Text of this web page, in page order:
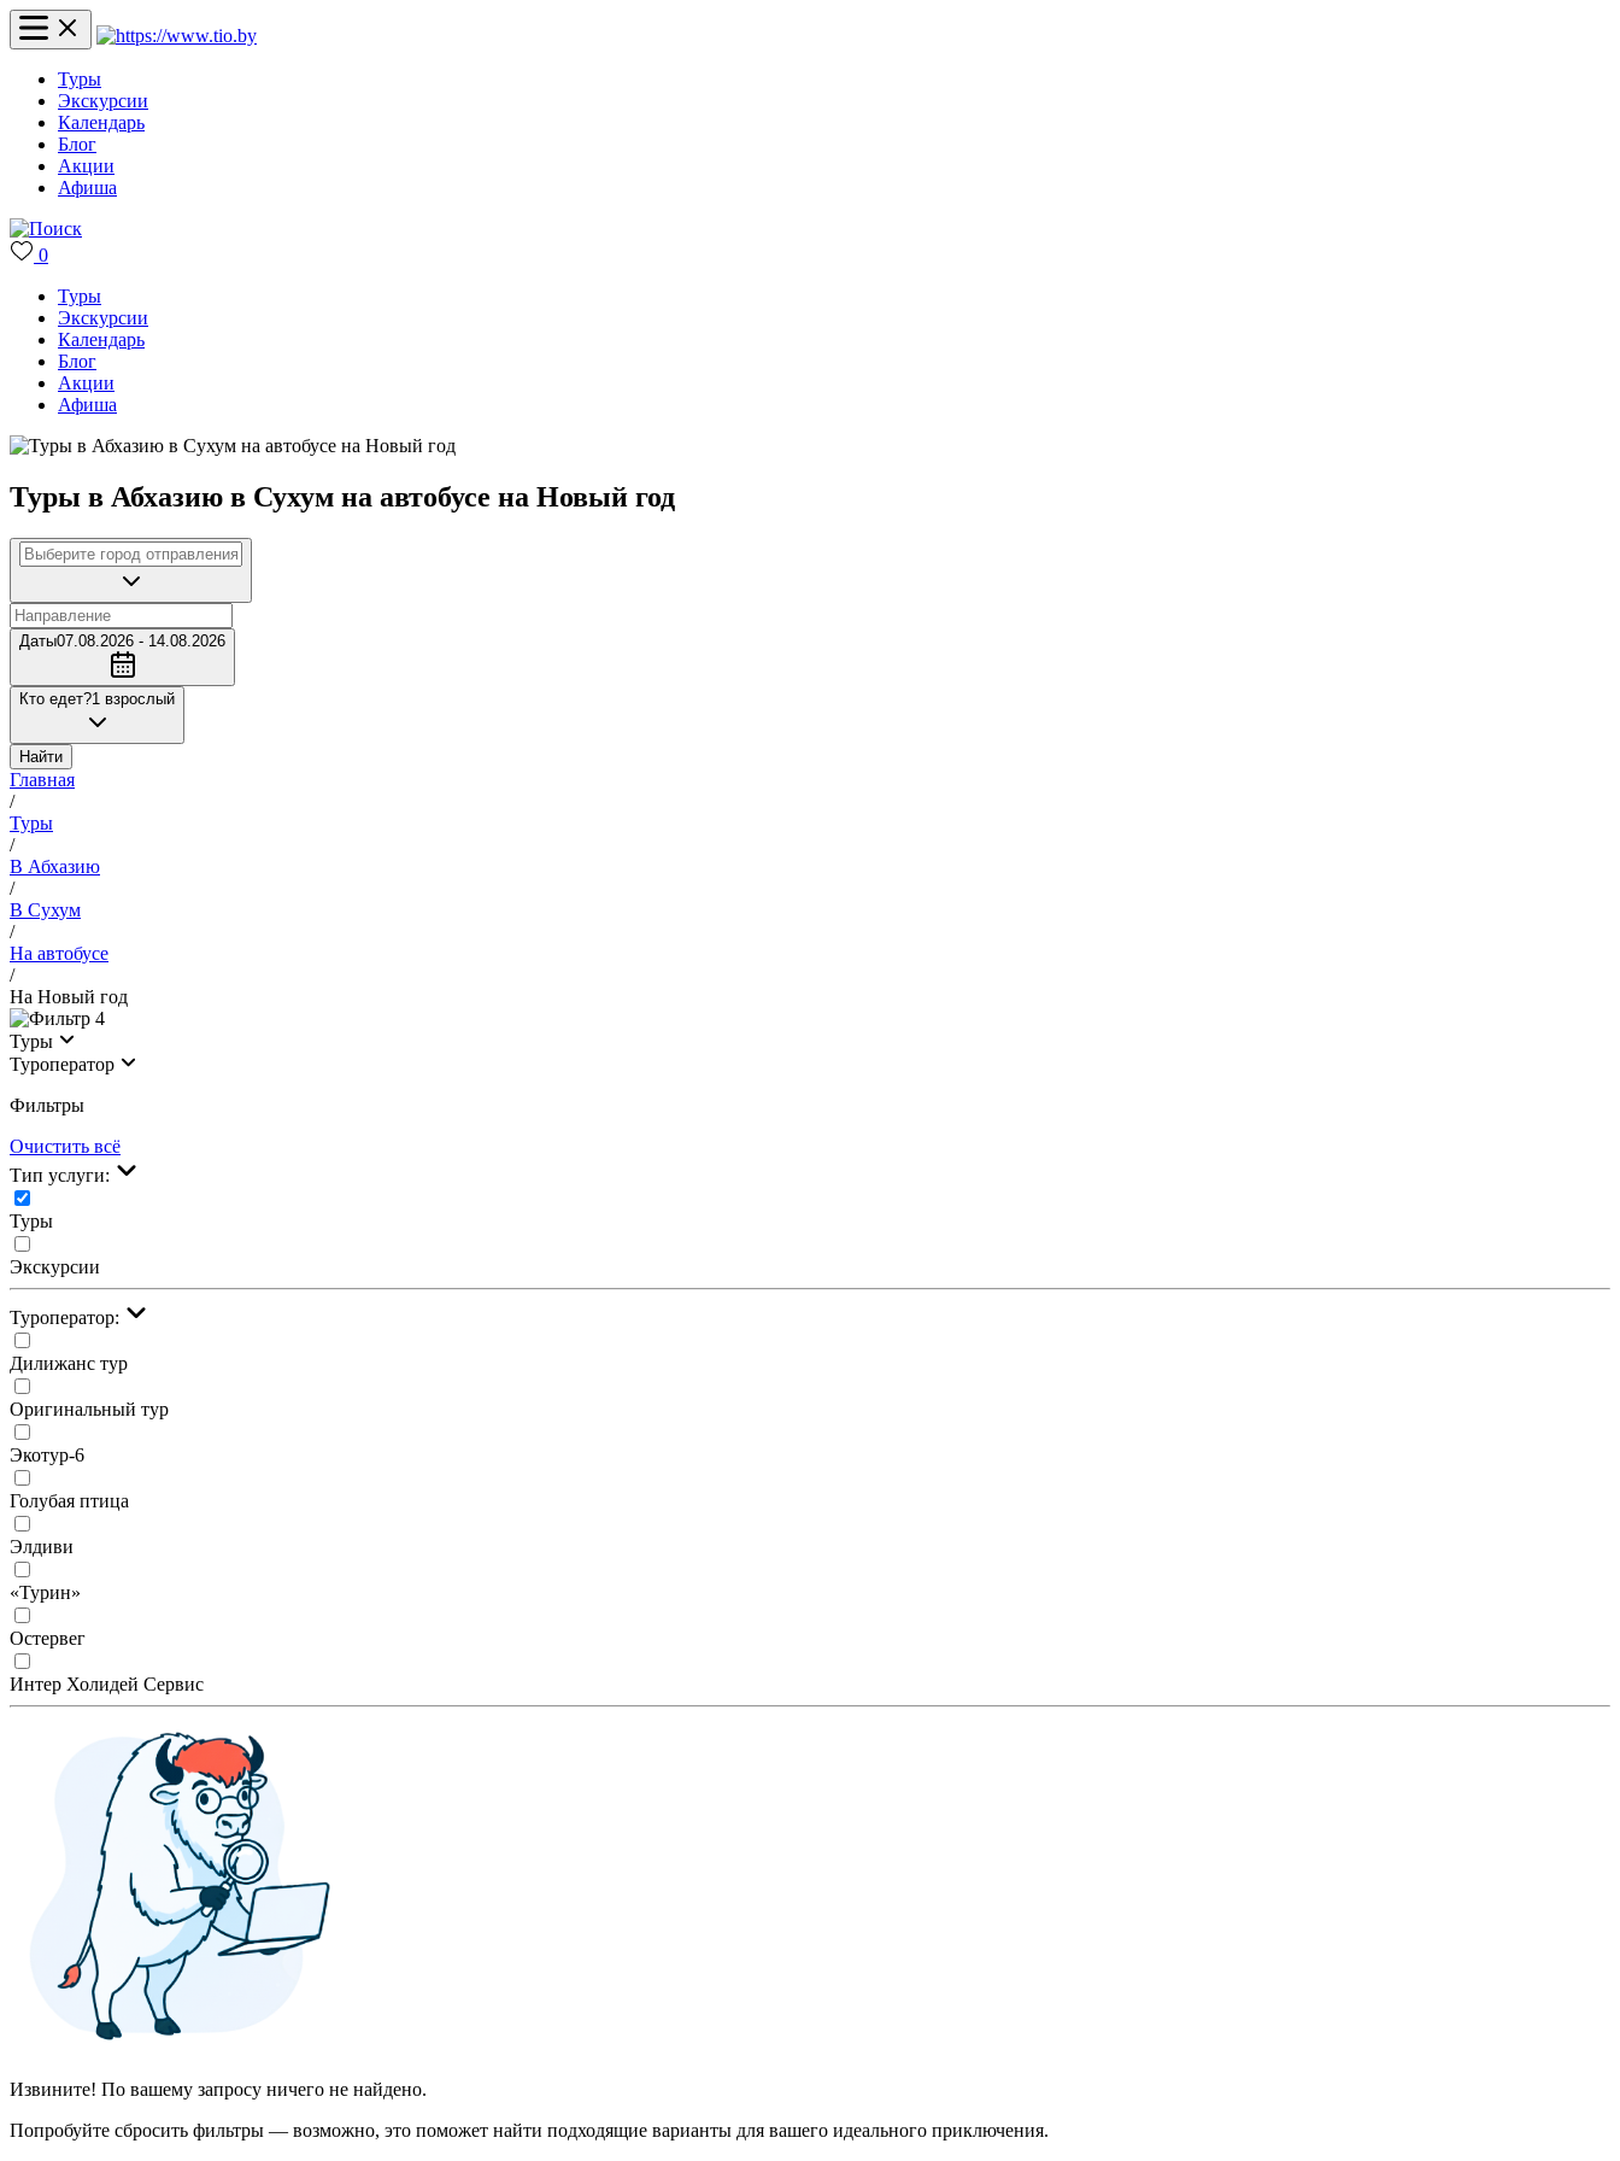
Туры
Экскурсии
Календарь
Блог
Акции
Афиша
0
Туры
Экскурсии
Календарь
Блог
Акции
Афиша
Туры в Абхазию в Сухум на автобусе на Новый год
Даты07.08.2026 - 14.08.2026
Кто едет?1 взрослый
Найти
Главная
/
Туры
/
В Абхазию
/
В Сухум
/
На автобусе
/
На Новый год
4
Туры
Туроператор
Фильтры
Очистить всё
Тип услуги:
Туры
Экскурсии
Туроператор:
Дилижанс тур
Оригинальный тур
Экотур-6
Голубая птица
Элдиви
«Турин»
Остервег
Интер Холидей Сервис
Извините! По вашему запросу ничего не найдено.
Попробуйте сбросить фильтры — возможно, это поможет найти подходящие варианты для вашего идеального приключения.